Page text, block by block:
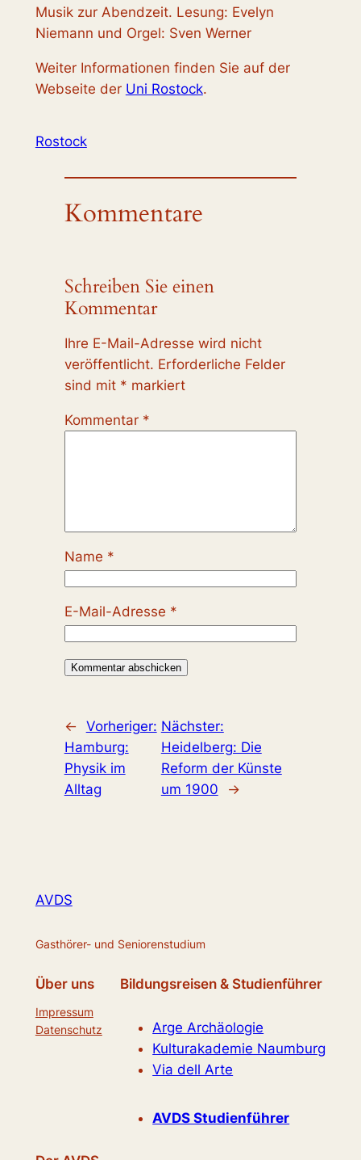
Musik zur Abendzeit. Lesung: Evelyn
Niemann und Orgel: Sven Werner
Weiter Informationen finden Sie auf der
Webseite der Uni Rostock.
Rostock
Kommentare
Schreiben Sie einen
Kommentar
Ihre E-Mail-Adresse wird nicht
veröffentlicht. Erforderliche Felder
sind mit * markiert
Kommentar *
Name *
E-Mail-Adresse *
← Vorheriger:
Hamburg:
Physik im
Alltag
Nächster:
Heidelberg: Die
Reform der Künste
um 1900
→
AVDS
Gasthörer- und Seniorenstudium
Über uns
Impressum
Datenschutz
Bildungsreisen & Studienführer
Arge Archäologie
Kulturakademie Naumburg
Via dell Arte
AVDS Studienführer